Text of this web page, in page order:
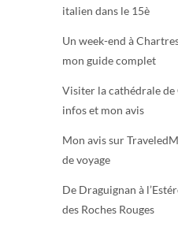
italien dans le 15è
Un week-end à
mon guide complet
Visiter la cathédrale
infos et mon avis
Mon avis sur
de voyage
De Draguignan à
des Roches Rouges